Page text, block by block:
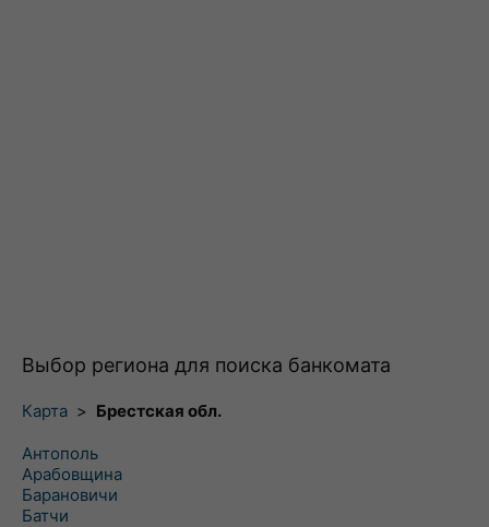
Выбор региона для поиска банкомата
Карта > Брестская обл.
Антополь
Арабовщина
Барановичи
Батчи